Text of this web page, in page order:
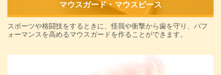
マウスガード・マウスピース
スポーツや格闘技をするときに、怪我や衝撃から歯を守り、パフ
ォーマンスを高めるマウスガードを作ることができます。